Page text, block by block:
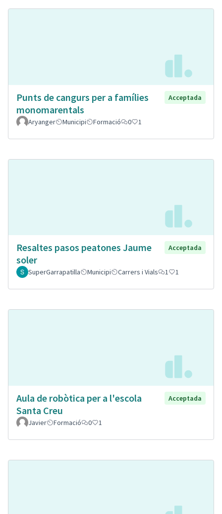
Punts de cangurs per a famílies
monomarentals
Acceptada
Aryanger Municipi Formació 0 1
Resaltes pasos peatones Jaume
soler
Acceptada
SuperGarrapatilla Municipi Carrers i Vials 1 1
Aula de robòtica per a l'escola
Santa Creu
Acceptada
Javier Formació 0 1